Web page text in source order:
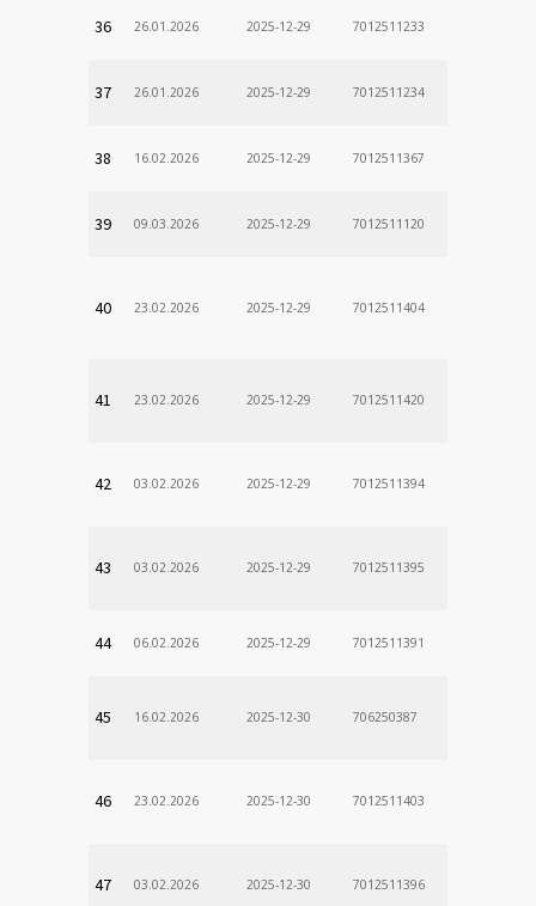
36 26.01.2026 2025-12-29 7012511233
37 26.01.2026 2025-12-29 7012511234
38 16.02.2026 2025-12-29 7012511367
39 09.03.2026 2025-12-29 7012511120
40 23.02.2026 2025-12-29 7012511404
41 23.02.2026 2025-12-29 7012511420
42 03.02.2026 2025-12-29 7012511394
43 03.02.2026 2025-12-29 7012511395
44 06.02.2026 2025-12-29 7012511391
45 16.02.2026 2025-12-30 706250387
46 23.02.2026 2025-12-30 7012511403
47 03.02.2026 2025-12-30 7012511396